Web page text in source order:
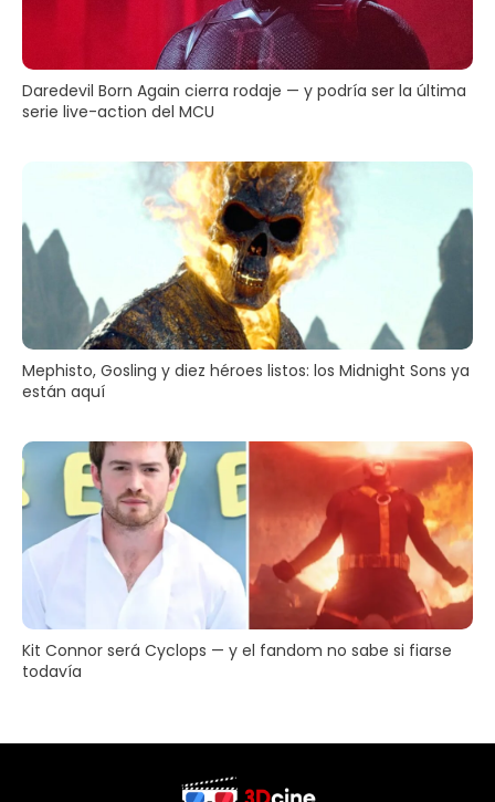
Daredevil Born Again cierra rodaje — y podría ser la última
serie live-action del MCU
Mephisto, Gosling y diez héroes listos: los Midnight Sons ya
están aquí
Kit Connor será Cyclops — y el fandom no sabe si fiarse
todavía